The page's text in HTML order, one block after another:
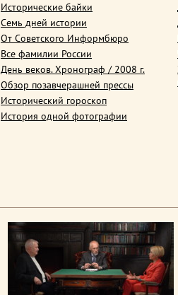
Исторические байки
Семь дней истории
От Советского Информбюро
Все фамилии России
День веков. Хронограф / 2008 г.
Обзор позавчерашней прессы
Исторический гороскоп
История одной фотографии